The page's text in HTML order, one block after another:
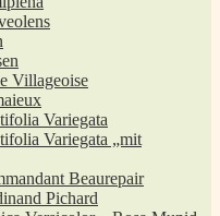
Villageoise
Variegata
Variegata „mit
Beaurepair
Pichard